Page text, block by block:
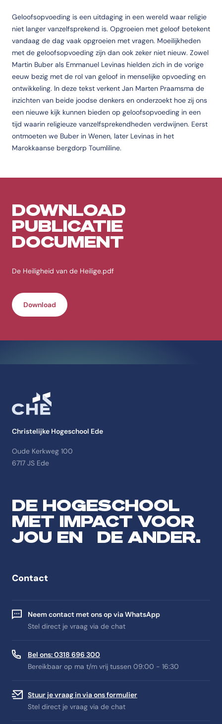
Geloofsopvoeding is een uitdaging in een wereld waar religie
niet langer vanzelfsprekend is. Opgroeien met geloof betekent
vandaag de dag vaak opgroeien met vragen. Moeilijkheden
met de geloofsopvoeding zijn dan ook zeker niet nieuw. Zowel
Martin Buber als Emmanuel Levinas hielden zich in de vorige
eeuw bezig met de rol van geloof in menselijke opvoeding en
ontwikkeling. ln deze tekst verkent Jan Marten Praamsma de
inzichten van beide joodse denkers en onderzoekt hoe zij ons
een nieuwe kijk kunnen bieden op geloofsopvoeding in een
tijd waarin religieuze vanzelfsprekendheden verdwijnen. Eerst
ontmoeten we Buber in Wenen, later Levinas in het
Marokkaanse bergdorp Toumliline.
DOWNLOAD
PUBLICATIE
DOCUMENT
De Heiligheid van de Heilige.pdf
Download
Christelijke Hogeschool Ede
Oude Kerkweg 100
6717 JS Ede
DE HOGESCHOOL
MET IMPACT VOOR
JOU EN DE ANDER.
Contact
Neem contact met ons op via WhatsApp
Stel direct je vraag via de chat
Bel ons: 0318 696 300
Bereikbaar op ma t/m vrij tussen 09:00 - 16:30
Stuur je vraag in via ons formulier
Stel direct je vraag via de chat